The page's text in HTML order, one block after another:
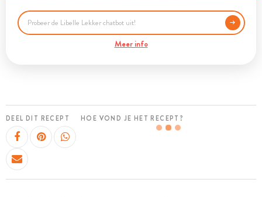
Meer info
DEEL DIT RECEPT HOE VOND JE HET RECEPT?